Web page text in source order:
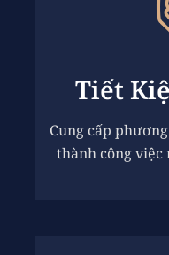
Tiết
Cung cấp
thành công việc